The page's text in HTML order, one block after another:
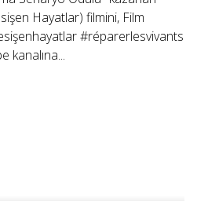
Hayatlar) filmini, Film
#réparerlesvivants
kanalına...